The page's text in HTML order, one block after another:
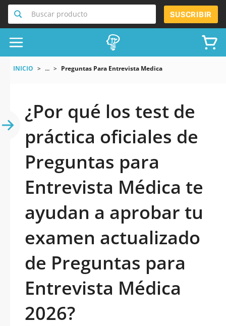
Buscar producto SUSCRIBIR
INICIO ... Preguntas Para Entrevista Medica
¿Por qué los test de
práctica oficiales de
Preguntas para
Entrevista Médica te
ayudan a aprobar tu
examen actualizado
de Preguntas para
Entrevista Médica
2026?